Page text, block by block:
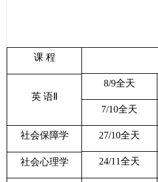
课 程
英 语Ⅱ
8/9全天
7/10全天
社会保障学 27/10全天
社会心理学 24/11全天